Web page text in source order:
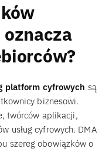
oznacza
platform cyfrowych są
biznesowi.
twórców aplikacji,
usług cyfrowych. DMA
szereg obowiązków o